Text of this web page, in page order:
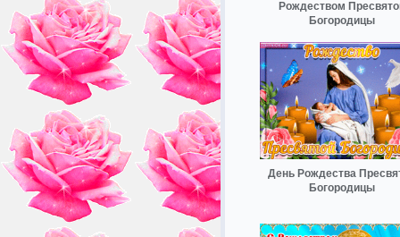
Рождеством
Богородицы
День Рождества
Богородицы